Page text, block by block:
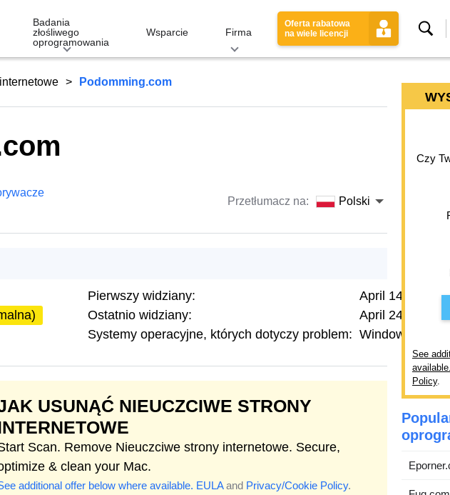
Badania
złośliwego
oprogramowania
Wsparcie Firma
Oferta rabatowa
na wiele licencji
Szukaj
Podomming.com
Przetłumacz na: Polski
Pierwszy widziany:
April 14, 2026
Ostatnio widziany:
April 24, 2026
Systemy operacyjne, których dotyczy problem: Windows
USUNĄĆ NIEUCZCIWE STRONY
Scan. Remove Nieuczciwe strony internetowe. Secure,
& clean your Mac.
additional offer below where available. EULAand Privacy/Cookie Policy.
Czy
See
available.
Policy.